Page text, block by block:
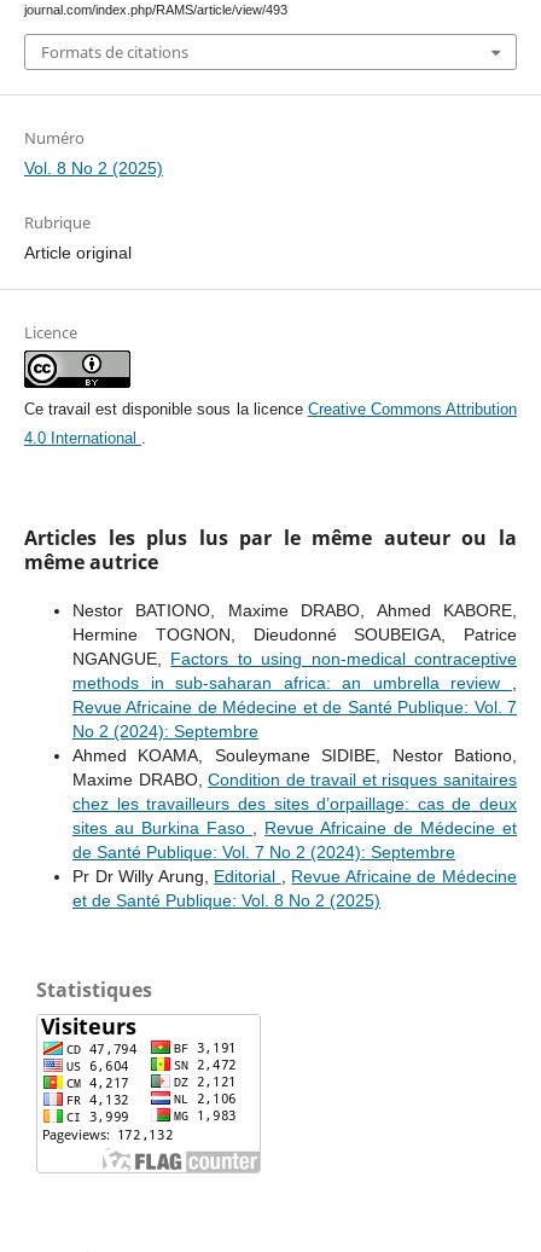
journal.com/index.php/RAMS/article/view/493
Formats de citations
Numéro
Vol. 8 No 2 (2025)
Rubrique
Article original
Licence
Ce travail est disponible sous la licence Creative Commons Attribution
4.0 International .
Articles les plus lus par le même auteur ou la
même autrice
Nestor BATIONO, Maxime DRABO, Ahmed KABORE,
Hermine TOGNON, Dieudonné SOUBEIGA, Patrice
NGANGUE, Factors to using non-medical contraceptive
methods in sub-saharan africa: an umbrella review
Revue Africaine de Médecine et de Santé Publique: Vol. 7
No 2 (2024): Septembre
Ahmed KOAMA, Souleymane SIDIBE, Nestor Bationo,
Maxime DRABO,Condition de travail et risques sanitaires
chez les travailleurs des sites d’orpaillage: cas de deux
sites au Burkina Faso
Revue Africaine de Médecine et
de Santé Publique: Vol. 7 No 2 (2024): Septembre
Pr Dr Willy Arung, Editorial
Revue Africaine de Médecine
et de Santé Publique: Vol. 8 No 2 (2025)
Statistiques